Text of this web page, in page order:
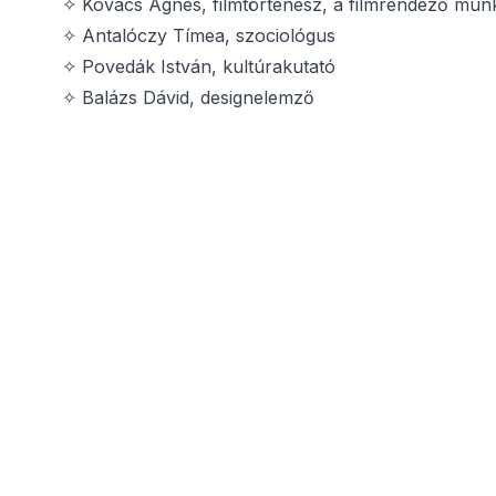
✧ Kovács Ágnes, filmtörténész, a filmrendező
✧ Antalóczy Tímea, szociológus
✧ Povedák István, kultúrakutató
✧ Balázs Dávid, designelemző